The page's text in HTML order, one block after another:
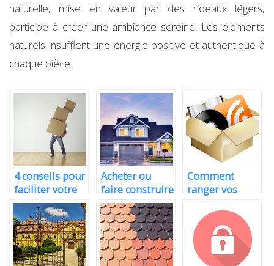
naturelle, mise en valeur par des rideaux légers,
participe à créer une ambiance sereine. Les éléments
naturels insufflent une énergie positive et authentique à
chaque pièce.
4 conseils pour
faciliter votre
déménagement!
Acheter ou
faire construire
?
Comment
ranger vos
camionnette de
déménagement?